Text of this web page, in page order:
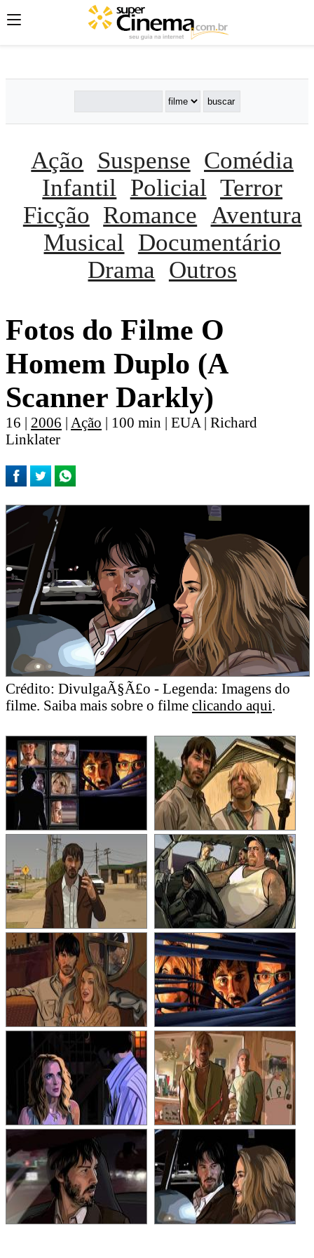
';';
Ação Suspense Comédia
Infantil
Policial Terror
Ficção Romance Aventura
Musical
Documentário
Drama
Outros
Fotos do Filme O
Homem Duplo (A
Scanner Darkly)
16 | 2006 | Ação | 100 min | EUA | Richard
Linklater
Crédito: DivulgaÃ§Ã£o - Legenda: Imagens do
filme. Saiba mais sobre o filme clicando aqui.